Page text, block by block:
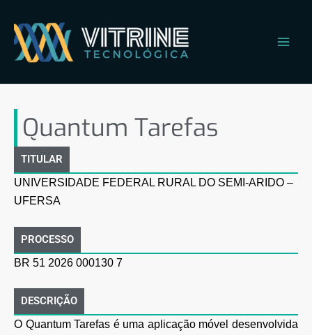
para
conteúdo
Quantum Tarefas
TITULAR
UNIVERSIDADE FEDERAL RURAL DO SEMI-ARIDO –
UFERSA
PROCESSO
BR 51 2026 000130 7
DESCRIÇÃO
O Quantum Tarefas é uma aplicação móvel desenvolvida